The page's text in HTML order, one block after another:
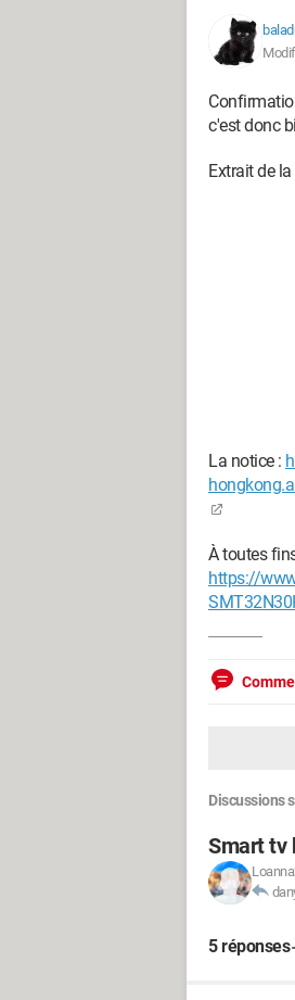
c'est donc
Extrait de
La notice :
À toutes
https://
Discussions
Smart tv
5 réponses